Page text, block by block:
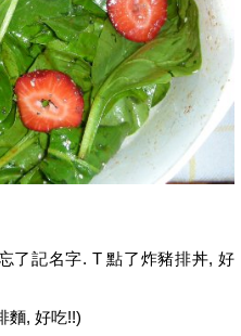
了記名字. T 點了炸豬排丼, 好
麵, 好吃!!)